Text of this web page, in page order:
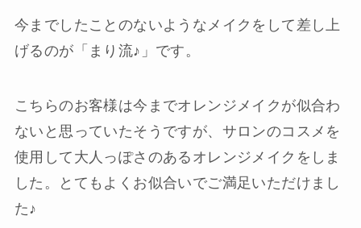
今までしたことのないようなメイクをして差し上
げるのが「まり流♪」です。
こちらのお客様は今までオレンジメイクが似合わ
ないと思っていたそうですが、サロンのコスメを
使用して大人っぽさのあるオレンジメイクをしま
した。とてもよくお似合いでご満足いただけまし
た♪